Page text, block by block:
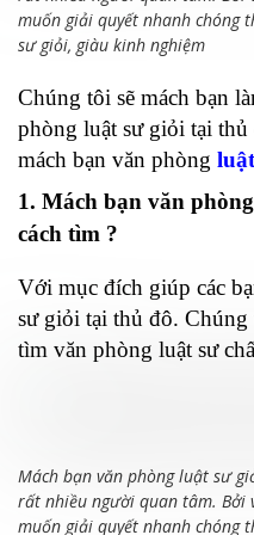
muốn giải quyết nhanh chóng
sư giỏi, giàu kinh nghiệm
Chúng tôi sẽ mách bạn
phòng luật sư giỏi tại
mách bạn văn phòng
1. Mách bạn văn
cách tìm ?
Với mục đích giúp các
sư giỏi tại thủ đô. Chúng
tìm văn phòng luật sư
Mách bạn văn phòng luật sư
rất nhiều người quan tâm. Bởi
muốn giải quyết nhanh chóng